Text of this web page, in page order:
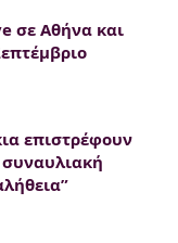
σε Αθήνα και
επιστρέφουν